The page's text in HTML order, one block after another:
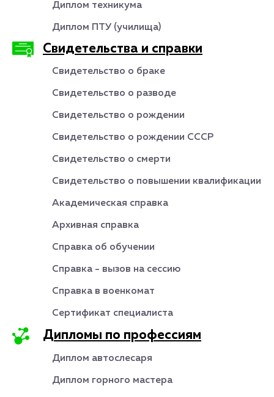
Диплом техникума
Диплом ПТУ (училища)
Свидетельства и справки
Свидетельство о браке
Свидетельство о разводе
Свидетельство о рождении
Свидетельство о рождении СССР
Свидетельство о смерти
Свидетельство о повышении квалификации
Академическая справка
Архивная справка
Справка об обучении
Справка - вызов на сессию
Справка в военкомат
Сертификат специалиста
Дипломы по профессиям
Диплом автослесаря
Диплом горного мастера